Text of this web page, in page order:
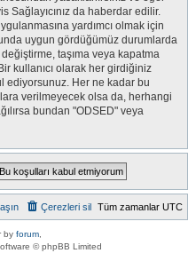
Sağlayıcınız da haberdar edilir.
yardımcı olmak için
uygun gördüğümüz durumlarda
taşıma veya kapatma
kullanıcı olarak her girdiğiniz
ediyorsunuz. Her ne kadar bu
verilmeyecek olsa da, herhangi
bundan "ODSED" veya
Tüm zamanlar UTC
Çerezleri sil
by forum
© phpBB Limited